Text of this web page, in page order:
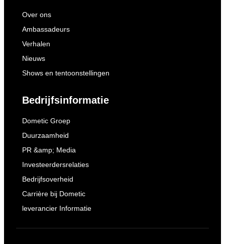
Over ons
Ambassadeurs
Verhalen
Nieuws
Shows en tentoonstellingen
Bedrijfsinformatie
Dometic Groep
Duurzaamheid
PR &amp; Media
Investeerdersrelaties
Bedrijfsoverheid
Carrière bij Dometic
leverancier Informatie